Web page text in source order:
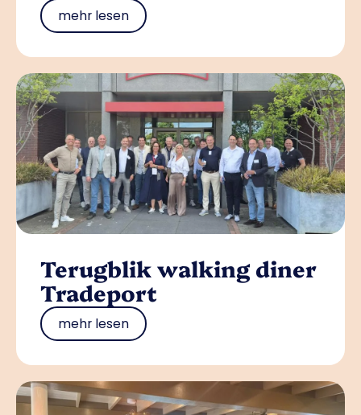
mehr lesen
Terugblik walking diner
Tradeport
mehr lesen